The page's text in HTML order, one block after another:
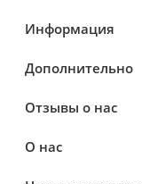
Информация
Дополнительно
Отзывы о нас
О нас